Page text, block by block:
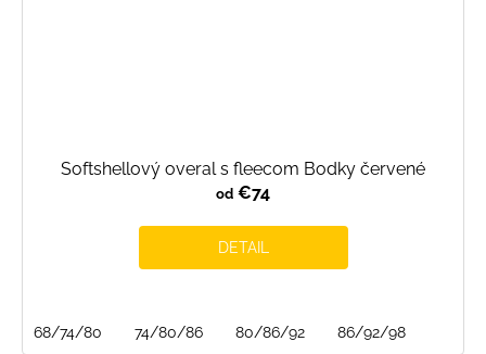
Softshellový overal s fleecom Bodky červené
od €74
DETAIL
68/74/80 74/80/86 80/86/92 86/92/98